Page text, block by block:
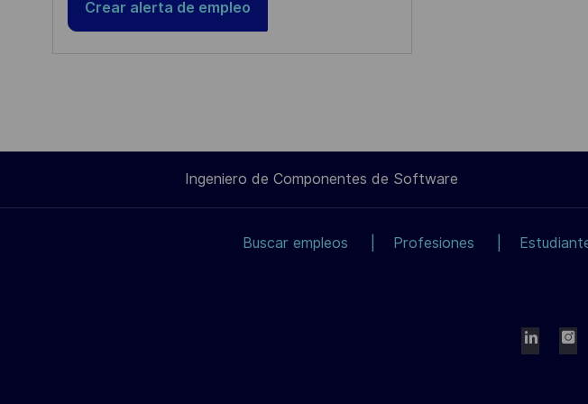
Crear alerta de empleo
Ingeniero de Componentes de Software
Buscar empleos Profesiones